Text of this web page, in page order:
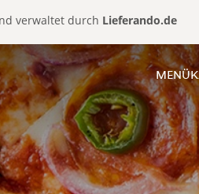
verwaltet durch Lieferando.de